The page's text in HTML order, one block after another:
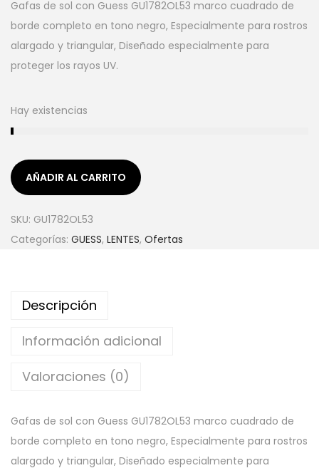
Gafas de sol con Guess GU1782OL53 marco cuadrado de
borde completo en tono negro, Especialmente para rostros
alargado y triangular, Diseñado especialmente para
proteger los rayos UV.
Hay existencias
AÑADIR AL CARRITO
SKU: GU1782OL53
Categorías: GUESS, LENTES, Ofertas
Descripción
Información adicional
Valoraciones (0)
Gafas de sol con Guess GU1782OL53 marco cuadrado de
borde completo en tono negro, Especialmente para rostros
alargado y triangular, Diseñado especialmente para